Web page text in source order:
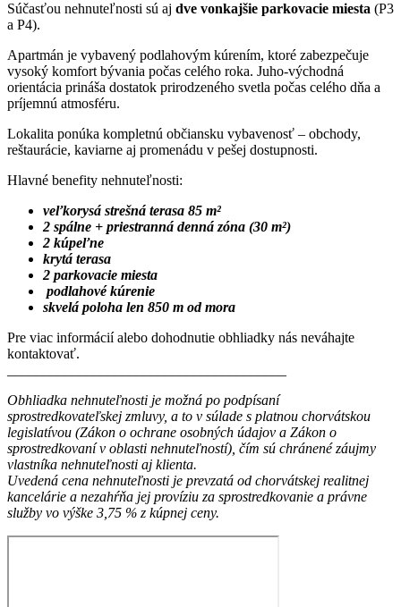
Súčasťou nehnuteľnosti sú aj dve vonkajšie parkovacie miesta (P3
a P4).
Apartmán je vybavený podlahovým kúrením, ktoré zabezpečuje
vysoký komfort bývania počas celého roka. Juho-východná
orientácia prináša dostatok prirodzeného svetla počas celého dňa a
príjemnú atmosféru.
Lokalita ponúka kompletnú občiansku vybavenosť – obchody,
reštaurácie, kaviarne aj promenádu v pešej dostupnosti.
Hlavné benefity nehnuteľnosti:
veľkorysá strešná terasa 85 m²
2 spálne + priestranná denná zóna (30 m²)
2 kúpeľne
krytá terasa
2 parkovacie miesta
podlahové kúrenie
skvelá poloha len 850 m od mora
Pre viac informácií alebo dohodnutie obhliadky nás neváhajte
kontaktovať.
Obhliadka nehnuteľnosti je možná po podpísaní
sprostredkovateľskej zmluvy, a to v súlade s platnou chorvátskou
legislatívou (Zákon o ochrane osobných údajov a Zákon o
sprostredkovaní v oblasti nehnuteľností), čím sú chránené záujmy
vlastníka nehnuteľnosti aj klienta.
Uvedená cena nehnuteľnosti je prevzatá od chorvátskej realitnej
kancelárie a nezahŕňa jej províziu za sprostredkovanie a právne
služby vo výške 3,75 % z kúpnej ceny.